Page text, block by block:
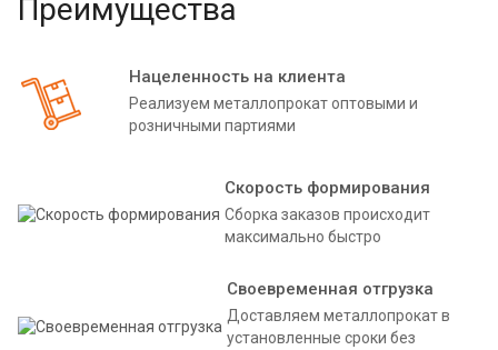
Преимущества
Нацеленность на клиента
Реализуем металлопрокат оптовыми и
розничными партиями
Скорость формирования
Сборка заказов происходит
максимально быстро
Своевременная отгрузка
Доставляем металлопрокат в
установленные сроки без